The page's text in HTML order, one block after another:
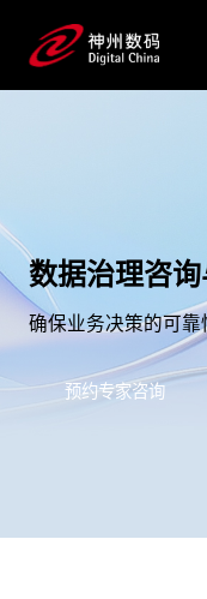
数据治理咨
确保业务决策的可靠
预约专家咨询